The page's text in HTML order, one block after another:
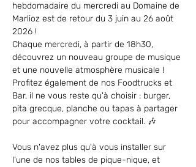
hebdomadaire du mercredi au Domaine de
Marlioz est de retour du 3 juin au 26 août
2026 !
Chaque mercredi, à partir de 18h30,
découvrez un nouveau groupe de musique
et une nouvelle atmosphère musicale !
Profitez également de nos Foodtrucks et
Bar, il ne vous reste qu'à choisir : burger,
pita grecque, planche ou tapas à partager
pour accompagner votre cocktail. 🎶
Vous n'avez plus qu'à vous installer sur
l’une de nos tables de pique-nique, et